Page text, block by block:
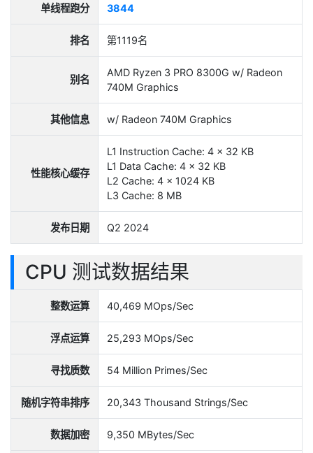
单线程跑分 3844
排名 第1119名
别名
AMD Ryzen 3 PRO 8300G w/ Radeon
740M Graphics
其他信息 w/ Radeon 740M Graphics
性能核心缓存
L1 Instruction Cache: 4 x 32 KB
L1 Data Cache: 4 x 32 KB
L2 Cache: 4 x 1024 KB
L3 Cache: 8 MB
发布日期 Q2 2024
CPU 测试数据结果
整数运算 40,469 MOps/Sec
浮点运算 25,293 MOps/Sec
寻找质数 54 Million Primes/Sec
随机字符串排序 20,343 Thousand Strings/Sec
数据加密 9,350 MBytes/Sec